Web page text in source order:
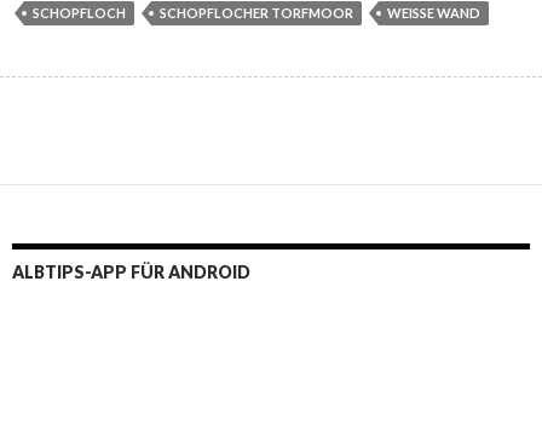
SCHOPFLOCH SCHOPFLOCHER TORFMOOR WEISSE WAND
ALBTIPS-APP FÜR ANDROID